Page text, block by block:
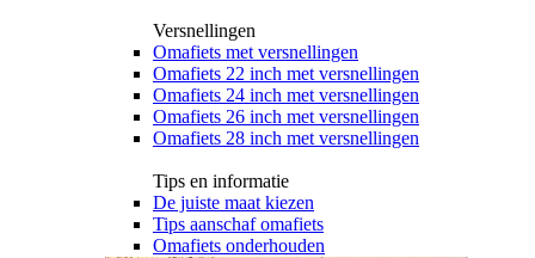
Versnellingen
Omafiets met versnellingen
Omafiets 22 inch met versnellingen
Omafiets 24 inch met versnellingen
Omafiets 26 inch met versnellingen
Omafiets 28 inch met versnellingen
Tips en informatie
De juiste maat kiezen
Tips aanschaf omafiets
Omafiets onderhouden